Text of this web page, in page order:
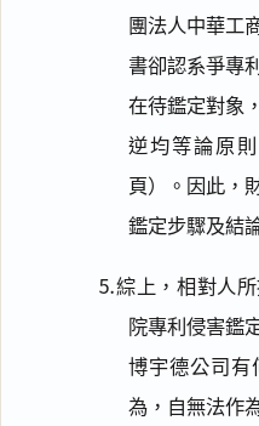
團法人中華工
書卻認系爭專
在待鑑定對象
逆均等論原
頁）。因此，
鑑定步驟及結
⒌綜上，相對人
院專利侵害鑑
博宇德公司有
為，自無法作